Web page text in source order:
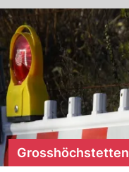
Grosshöchstetten